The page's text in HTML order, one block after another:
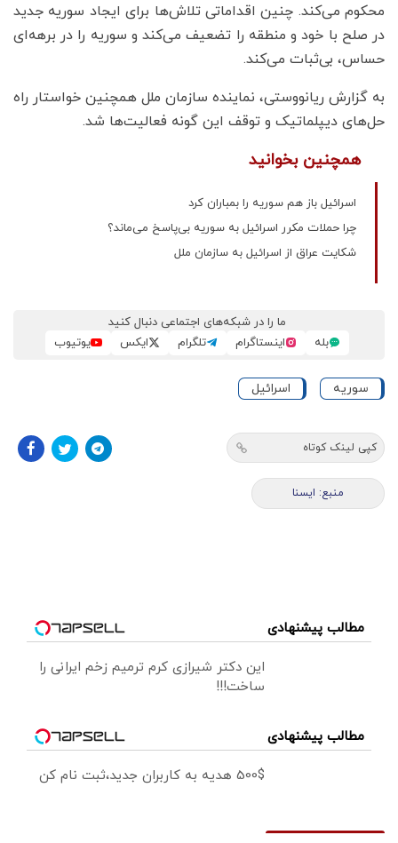
محکوم می‌کند. چنین اقداماتی تلاش‌ها برای ایجاد سوریه جدید
در صلح با خود و منطقه را تضعیف می‌کند و سوریه را در برهه‌ای
حساس، بی‌ثبات می‌کند.
به گزارش ریانووستی، نماینده سازمان ملل همچنین خواستار راه
حل‌های دیپلماتیک و توقف این گونه فعالیت‌ها شد.
همچنین بخوانید
اسرائیل باز هم سوریه را بمباران کرد
چرا حملات مکرر اسرائیل به سوریه بی‌پاسخ می‌ماند؟
شکایت عراق از اسرائیل به سازمان ملل
ما را در شبکه‌های اجتماعی دنبال کنید
بله
اینستاگرام تلگرام ایکس یوتیوب
سوریه اسرائیل
کپی لینک کوتاه
منبع: ايسنا
مطالب پیشنهادی
این دکتر شیرازی کرم ترمیم زخم ایرانی را
ساخت!!!
مطالب پیشنهادی
500$ هدیه به کاربران جدید،ثبت نام کن